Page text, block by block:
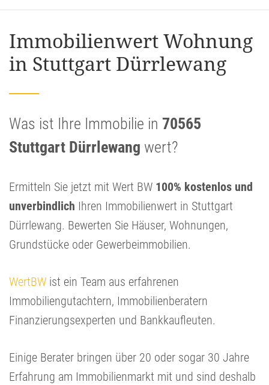
Immobilienwert Wohnung
in Stuttgart Dürrlewang
Was ist Ihre Immobilie in 70565
Stuttgart Dürrlewang wert?
Ermitteln Sie jetzt mit Wert BW 100% kostenlos und
unverbindlich Ihren Immobilienwert in Stuttgart
Dürrlewang. Bewerten Sie Häuser, Wohnungen,
Grundstücke oder Gewerbeimmobilien.
WertBW ist ein Team aus erfahrenen
Immobiliengutachtern, Immobilienberatern
Finanzierungsexperten und Bankkaufleuten.
Einige Berater bringen über 20 oder sogar 30 Jahre
Erfahrung am Immobilienmarkt mit und sind deshalb